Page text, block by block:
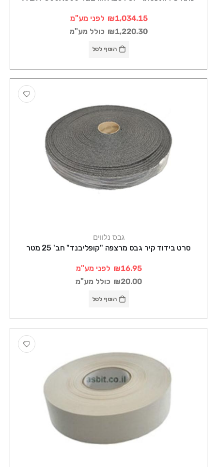
₪1,034.15 לפני מע"מ
₪1,220.30 כולל מע"מ
הוסף לסל
גבס נלווים
סרט בידוד קיר גבס מרצפה "קופליבנד" חב' 25 מטר
₪16.95 לפני מע"מ
₪20.00 כולל מע"מ
הוסף לסל